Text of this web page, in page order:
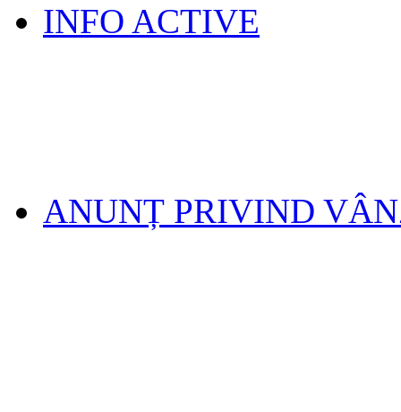
INFO ACTIVE
ANUNȚ PRIVIND